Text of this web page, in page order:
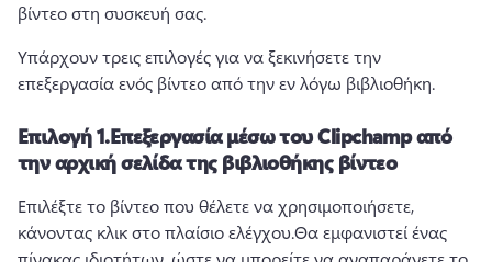
βίντεο στη συσκευή σας.
Υπάρχουν τρεις επιλογές για να ξεκινήσετε την
επεξεργασία ενός βίντεο από την εν λόγω βιβλιοθήκη.
Επιλογή 1.Επεξεργασία μέσω του Clipchamp από
την αρχική σελίδα της βιβλιοθήκης βίντεο
Επιλέξτε το βίντεο που θέλετε να χρησιμοποιήσετε,
κάνοντας κλικ στο πλαίσιο ελέγχου.Θα εμφανιστεί ένας